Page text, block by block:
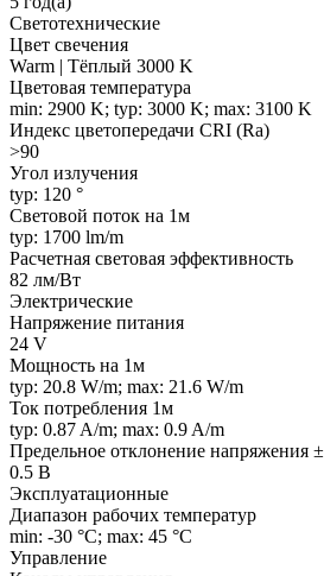
Светотехнические
Цвет свечения
Warm | Тёплый 3000 K
Цветовая температура
min: 2900 K; typ: 3000 K; max: 3100 K
Индекс цветопередачи CRI (Ra)
>90
Угол излучения
typ: 120 °
Световой поток на 1м
typ: 1700 lm/m
Расчетная световая эффективность
82 лм/Вт
Электрические
Напряжение питания
24 V
Мощность на 1м
typ: 20.8 W/m; max: 21.6 W/m
Ток потребления 1м
typ: 0.87 A/m; max: 0.9 A/m
Предельное отклонение напряжения ±
0.5 В
Эксплуатационные
Диапазон рабочих температур
min: -30 °C; max: 45 °C
Управление